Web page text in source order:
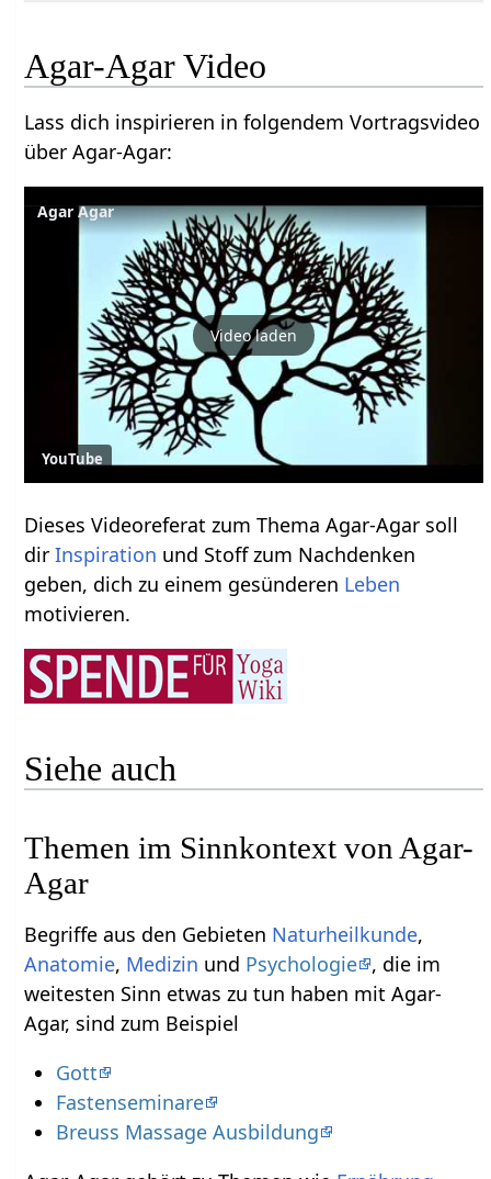
Agar-Agar Video
Lass dich inspirieren in folgendem Vortragsvideo
über Agar-Agar:
Agar Agar
Video laden
YouTube
Dieses Videoreferat zum Thema Agar-Agar soll
dirInspiration und Stoff zum Nachdenken
geben, dich zu einem gesünderen Leben
motivieren.
Siehe auch
Themen im Sinnkontext von Agar-
Agar
Begriffe aus den Gebieten Naturheilkunde,
Anatomie, Medizin und Psychologie , die im
weitesten Sinn etwas zu tun haben mit Agar-
Agar, sind zum Beispiel
Gott
Fastenseminare
Breuss Massage Ausbildung